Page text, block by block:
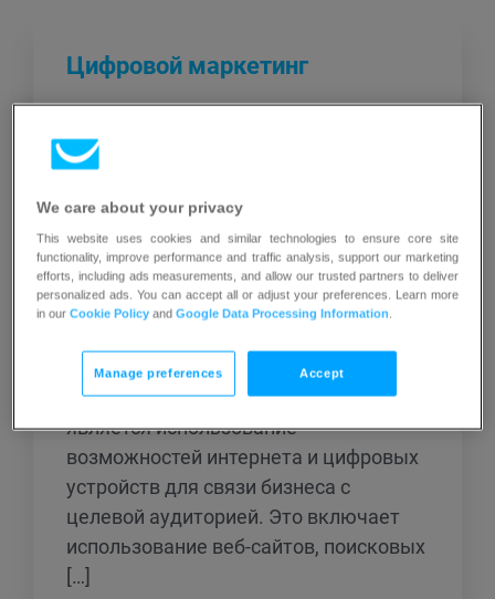
Цифровой маркетинг
маркетинга, которые
цифровые каналы. Он охватывает
различные онлайн-стратегии, тактики
и инструменты, используемые для
привлечения и вовлечения
пространстве. Одним из ключевых
аспектов цифрового маркетинга
является использование
возможностей интернета и цифровых
устройств для связи бизнеса с
целевой аудиторией. Это включает
использование веб-сайтов, поисковых
[…]
We care about your privacy
This website uses cookies and similar technologies to ensure core site
functionality, improve performance and traffic analysis, support our marketing
efforts, including ads measurements, and allow our trusted partners to deliver
personalized ads. You can accept all or adjust your preferences. Learn more
in ourCookie Policy andGoogle Data Processing Information.
Manage preferences Accept